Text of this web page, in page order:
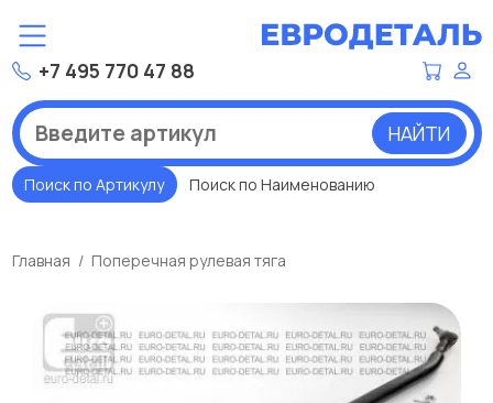
+7 495 770 47 88
НАЙТИ
Поиск по Артикулу Поиск по Наименованию
Главная Поперечная рулевая тяга